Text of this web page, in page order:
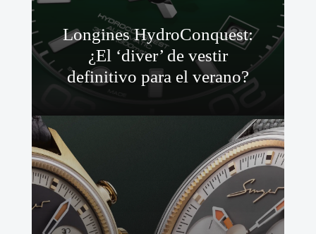
Longines HydroConquest:
¿El ‘diver’ de vestir
definitivo para el verano?